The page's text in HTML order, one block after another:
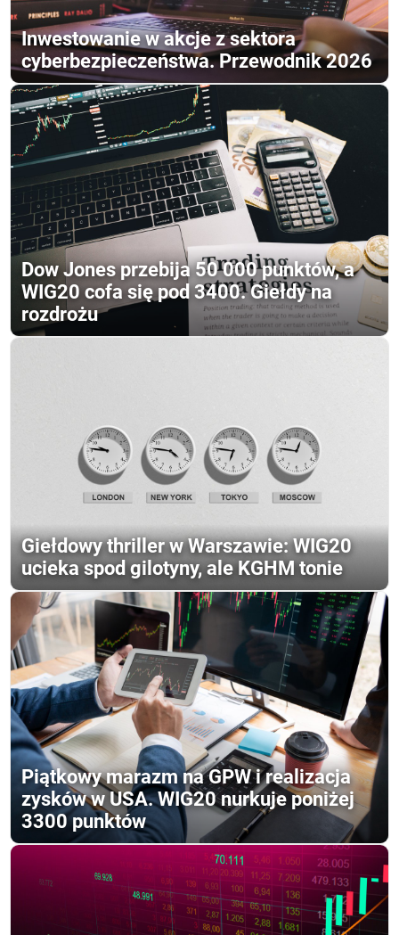
Inwestowanie w akcje z sektora
cyberbezpieczeństwa. Przewodnik 2026
Dow Jones przebija 50 000 punktów, a
WIG20 cofa się pod 3400. Giełdy na
rozdrożu
Giełdowy thriller w Warszawie: WIG20
ucieka spod gilotyny, ale KGHM tonie
Piątkowy marazm na GPW i realizacja
zysków w USA. WIG20 nurkuje poniżej
3300 punktów